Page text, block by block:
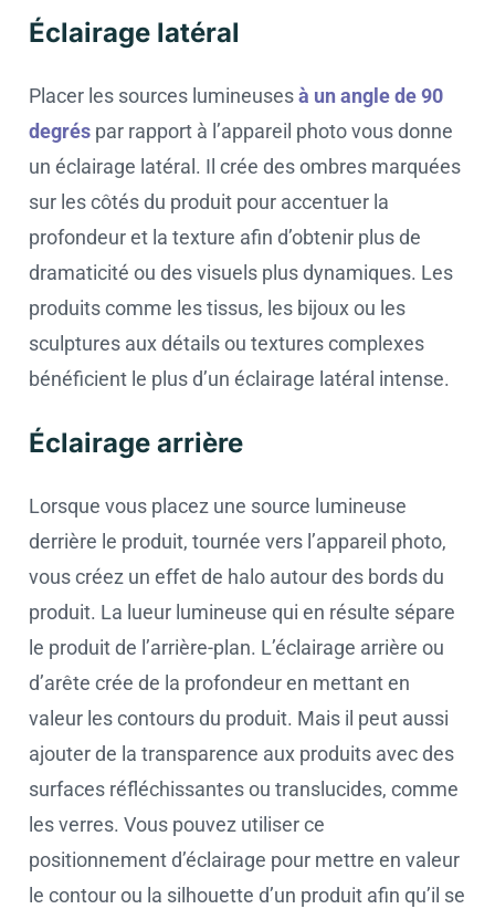
Éclairage latéral
Placer les sources lumineusesà un angle de 90
degrés par rapport à l’appareil photo vous donne
un éclairage latéral. Il crée des ombres marquées
sur les côtés du produit pour accentuer la
profondeur et la texture afin d’obtenir plus de
dramaticité ou des visuels plus dynamiques. Les
produits comme les tissus, les bijoux ou les
sculptures aux détails ou textures complexes
bénéficient le plus d’un éclairage latéral intense.
Éclairage arrière
Lorsque vous placez une source lumineuse
derrière le produit, tournée vers l’appareil photo,
vous créez un effet de halo autour des bords du
produit. La lueur lumineuse qui en résulte sépare
le produit de l’arrière-plan. L’éclairage arrière ou
d’arête crée de la profondeur en mettant en
valeur les contours du produit. Mais il peut aussi
ajouter de la transparence aux produits avec des
surfaces réfléchissantes ou translucides, comme
les verres. Vous pouvez utiliser ce
positionnement d’éclairage pour mettre en valeur
le contour ou la silhouette d’un produit afin qu’il se